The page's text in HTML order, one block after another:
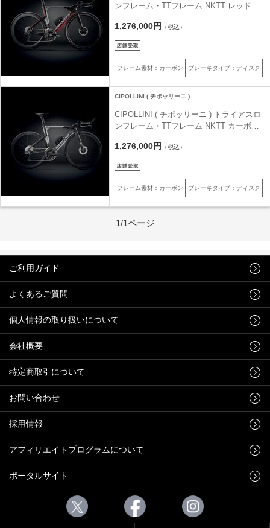
ンフレーム・TTフレーム NKTT レッド カ
後)
1,276,000円 （税込）
フレーム素材：カーボン ブレーキタイプ：ディスク
CIPOLLINI ( チポッリーニ )
CIPOLLINI ( チポッリーニ ) トライアスロ
ンフレーム・TTフレーム NKTT カーボン
170cm前後)
1,276,000円 （税込）
フレーム素材：カーボン ブレーキタイプ：ディスク
1/1ページ
ご利用ガイド
よくあるご質問
個人情報の取り扱いについて
会社概要
特定商取引について
お問い合わせ
採用情報
アフィリエイトプログラムについて
ポータルサイト